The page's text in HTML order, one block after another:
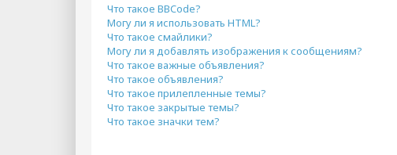
Что такое BBCode?
Могу ли я использовать HTML?
Что такое смайлики?
Могу ли я добавлять изображения к сообщениям?
Что такое важные объявления?
Что такое объявления?
Что такое прилепленные темы?
Что такое закрытые темы?
Что такое значки тем?